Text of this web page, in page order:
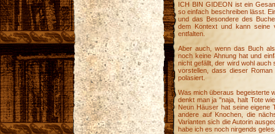
ICH BIN GIDEON ist ein
so einfach beschreiben lässt.
und das Besondere des
dem Kontext und kann seine
entfalten.
Aber auch, wenn das Buch
noch keine Ahnung hat und
nicht gefällt, der wird wohl auch
vorstellen, dass dieser
polasiert.
Was mich überaus begeisterte
denkt man ja "naja, halt Tote
Neun Häuser hat seine eigene
andere auf Knochen, die
Varianten sich die Autorin
habe ich es noch nirgends